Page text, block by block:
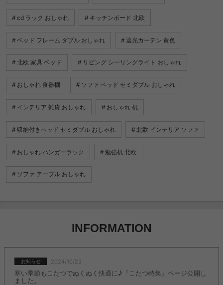
cd ラック おしゃれ キッチンボード 北欧
ベッド フレーム ダブル おしゃれ 遮光カーテン 黄色
北欧 家具 ベッド リビング シーリングライト おしゃれ
おしゃれ 食器棚 ソファ ベッド セミダブル おしゃれ
インテリア 雑貨 おしゃれ おしゃれ 机
収納付きベッド セミダブル おしゃれ 北欧 インテリア ソファ
おしゃれ ハンガーラック 勉強机 北欧
ソファ テーブル おしゃれ
INFORMATION
お知らせ 2024/10/23
寒い季節もこたつでぬくぬく快適に♪『こたつ特集』ページ公開し
ました。